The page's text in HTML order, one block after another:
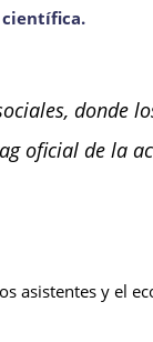
científica.
donde
oficial de la
asistentes y el